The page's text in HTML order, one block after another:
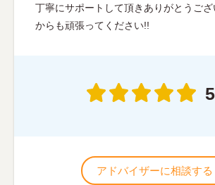
丁寧にサポートして頂きありがとうご
からも頑張ってください!!
アドバイザーに相談する